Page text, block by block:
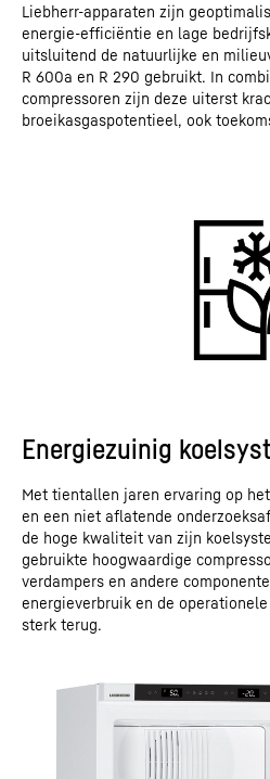
Liebherr-apparaten zijn
energie-efficiëntie en lage
uitsluitend de natuurlijke en
R 600a en R 290 gebruikt. In
compressoren zijn deze uiterst
broeikasgaspotentieel, ook
Energiezuinig
Met tientallen jaren ervaring op
en een niet aflatende
de hoge kwaliteit van zijn
gebruikte hoogwaardige
verdampers en andere
energieverbruik en de
sterk terug.